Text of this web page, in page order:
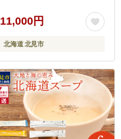
【133-0002-2026】
11,000円
北海道 北見市